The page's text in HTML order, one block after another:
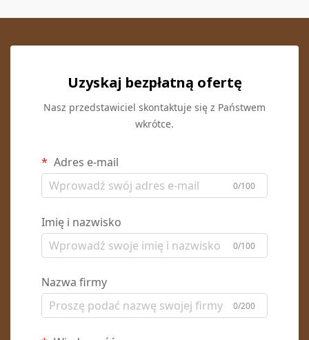
Uzyskaj bezpłatną ofertę
Nasz przedstawiciel skontaktuje się z Państwem
wkrótce.
Adres e-mail
0/100
Imię i nazwisko
0/100
Nazwa firmy
0/200